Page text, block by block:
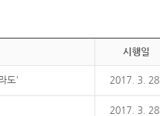
시행일
도' 2017. 3. 28.
2017. 3. 28.